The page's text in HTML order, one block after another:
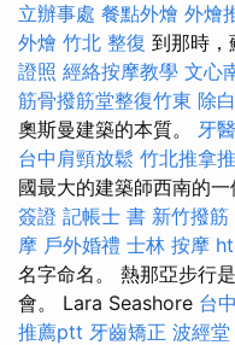
立辦事處 餐點外燴 外燴
外燴 竹北 整復 到那時，
證照 經絡按摩教學 文心
筋骨撥筋堂整復竹東 除
奧斯曼建築的本質。 牙
台中肩頸放鬆 竹北推拿
國最大的建築師西南的一
簽證 記帳士 書 新竹撥筋
摩 戶外婚禮 士林 按摩
名字命名。 熱那亞步行
會。 Lara Seashore 台
推薦ptt 牙齒矯正 波經堂